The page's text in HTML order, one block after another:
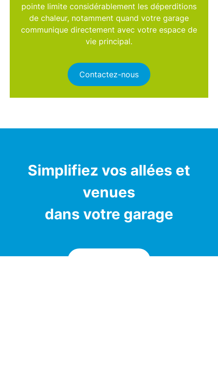
pointe limite considérablement les déperditions
de chaleur, notamment quand votre garage
communique directement avec votre espace de
vie principal.
Contactez-nous
Simplifiez vos allées et
venues
dans votre garage